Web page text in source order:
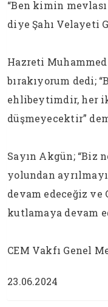
“Ben kimin
diye Şahı Velayeti
Hazreti
bırakıyorum dedi;
ehlibeytimdir, her
düşmeyecektir”
Sayın Akgün; “Biz
yolundan
devam edeceğiz ve
kutlamaya devam
CEM Vakfı Genel
23.06.2024